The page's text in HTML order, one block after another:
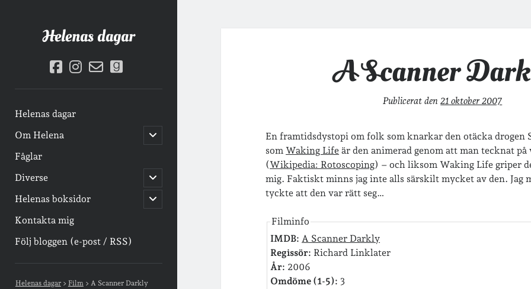
Helenas dagar
facebook
instagram
email-goodreads
Helenas dagar
Om Helena
öppna
undermeny
Fåglar
Diverse
öppna
undermeny
Helenas boksidor
öppna
undermeny
Kontakta mig
Följ bloggen (e-post / RSS)
Sidopanel
Helenas dagar> Film > A Scanner Darkly
A Scanner
Publicerat den21 oktober 2007
En framtidsdystopi om folk som knarkar den otäcka drogen
somWaking Life är den animerad genom att man tecknat
(Wikipedia: Rotoscoping) – och liksom Waking Life griper
mig. Faktiskt minns jag inte alls särskilt mycket av den. Jag
tyckte att den var rätt seg…
Filminfo
IMDB: A Scanner Darkly
Regissör: Richard Linklater
År: 2006
Omdöme (1-5): 3